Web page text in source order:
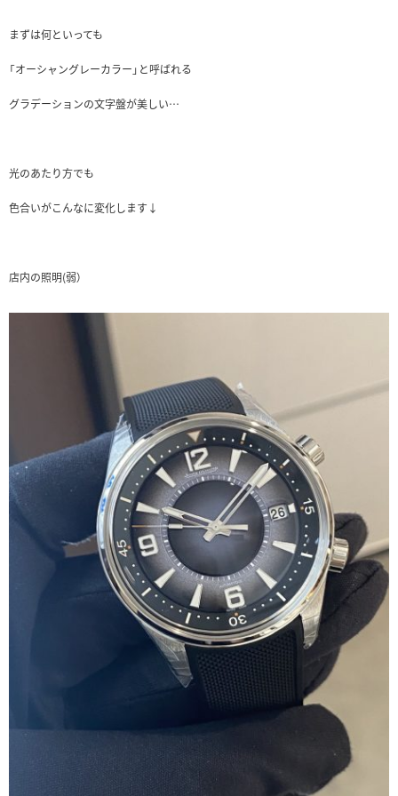
まずは何といっても
「オーシャングレーカラー」と呼ばれる
グラデーションの文字盤が美しい…
光のあたり方でも
色合いがこんなに変化します↓
店内の照明(弱）